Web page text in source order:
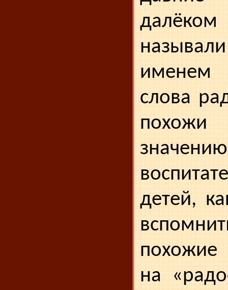
именем
слова
детей,
на